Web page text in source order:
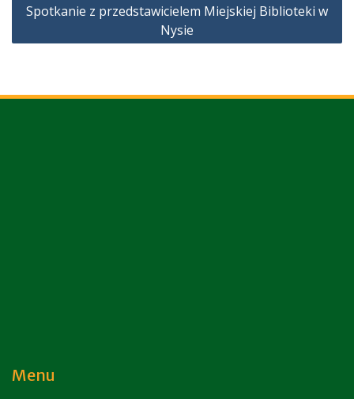
Spotkanie z przedstawicielem Miejskiej Biblioteki w
Nysie
Menu